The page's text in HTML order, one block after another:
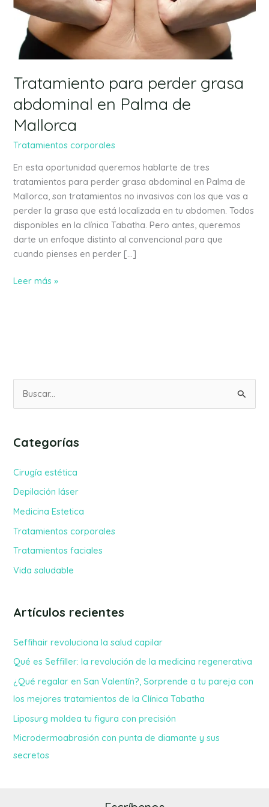
Tratamiento para perder grasa
abdominal en Palma de
Mallorca
Tratamientos corporales
En esta oportunidad queremos hablarte de tres
tratamientos para perder grasa abdominal en Palma de
Mallorca, son tratamientos no invasivos con los que vas a
perder la grasa que está localizada en tu abdomen. Todos
disponibles en la clínica Tabatha. Pero antes, queremos
darte un enfoque distinto al convencional para que
cuando pienses en perder […]
en
Palma
de
Mallorca
Leer más »
c
o
r
Categorías
Cirugía estética
Depilación láser
Medicina Estetica
Tratamientos corporales
Tratamientos faciales
Vida saludable
Artículos recientes
Seffihair revoluciona la salud capilar
Qué es Seffiller: la revolución de la medicina regenerativa
¿Qué regalar en San Valentín?, Sorprende a tu pareja con
los mejores tratamientos de la Clínica Tabatha
Liposurg moldea tu figura con precisión
Microdermoabrasión con punta de diamante y sus
secretos